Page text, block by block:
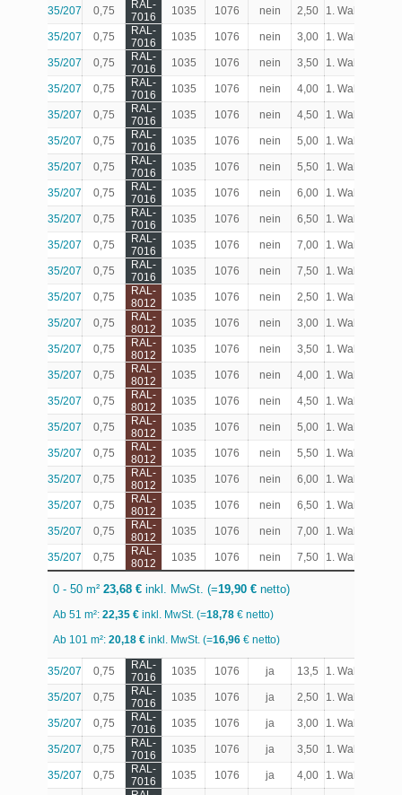
35/207 0,75
RAL-
7016
1035 1076 nein 2,50 1. Wahl
35/207 0,75
RAL-
7016
1035 1076 nein 3,00 1. Wahl
35/207 0,75
RAL-
7016
1035 1076 nein 3,50 1. Wahl
35/207 0,75
RAL-
7016
1035 1076 nein 4,00 1. Wahl
35/207 0,75
RAL-
7016
1035 1076 nein 4,50 1. Wahl
35/207 0,75
RAL-
7016
1035 1076 nein 5,00 1. Wahl
35/207 0,75
RAL-
7016
1035 1076 nein 5,50 1. Wahl
35/207 0,75
RAL-
7016
1035 1076 nein 6,00 1. Wahl
35/207 0,75
RAL-
7016
1035 1076 nein 6,50 1. Wahl
35/207 0,75
RAL-
7016
1035 1076 nein 7,00 1. Wahl
35/207 0,75
RAL-
7016
1035 1076 nein 7,50 1. Wahl
35/207 0,75
RAL-
8012
1035 1076 nein 2,50 1. Wahl
35/207 0,75
RAL-
8012
1035 1076 nein 3,00 1. Wahl
35/207 0,75
RAL-
8012
1035 1076 nein 3,50 1. Wahl
35/207 0,75
RAL-
8012
1035 1076 nein 4,00 1. Wahl
35/207 0,75
RAL-
8012
1035 1076 nein 4,50 1. Wahl
35/207 0,75
RAL-
8012
1035 1076 nein 5,00 1. Wahl
35/207 0,75
RAL-
8012
1035 1076 nein 5,50 1. Wahl
35/207 0,75
RAL-
8012
1035 1076 nein 6,00 1. Wahl
35/207 0,75
RAL-
8012
1035 1076 nein 6,50 1. Wahl
35/207 0,75
RAL-
8012
1035 1076 nein 7,00 1. Wahl
35/207 0,75
RAL-
8012
1035 1076 nein 7,50 1. Wahl
0 - 50 m² 23,68 € inkl. MwSt. (=19,90 € netto)
Ab 51 m²: 22,35 € inkl. MwSt. (=18,78 € netto)
Ab 101 m²: 20,18 € inkl. MwSt. (=16,96 € netto)
35/207 0,75
RAL-
7016
1035 1076 ja 13,5 1. Wahl
35/207 0,75
RAL-
7016
1035 1076 ja 2,50 1. Wahl
35/207 0,75
RAL-
7016
1035 1076 ja 3,00 1. Wahl
35/207 0,75
RAL-
7016
1035 1076 ja 3,50 1. Wahl
35/207 0,75
RAL-
7016
1035 1076 ja 4,00 1. Wahl